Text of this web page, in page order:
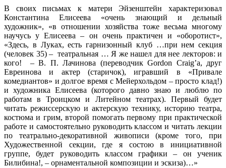
В своих письмах к матери Эйзенштейн характеризовал
Константина Елисеева «очень знающий и дельный
художник», «в отношении хозяйства тоже весьма многому
научусь у Елисеева – он очень практичен и «оборотист»,
«Здесь, в Луках, есть гарнизонный клуб …при нем секция
(человек 35) – театральная … Я же нашел для нее лекторов: и
кого! – В. П. Лачинова (переводчик Gordon Craig’а, друг
Евреинова и актер (старичок), игравший в «Привале
комедиантов» и долгое время с Мейерхольдом – просто клад!)
и художника Елисеева (которого давно знаю и люблю по
работам в Троицком и Литейном театрах). Первый будет
читать режиссерскую и актерскую технику, историю театра,
костюма и грим, второй помогать первому при практической
работе и самостоятельно руководить классом и читать лекции
по театрально-декоративной живописи (кроме того, при
Художественной секции, где я состою в инициативной
группе, будет руководить классом графики – он ученик
Билибина!, – орнаментальной композиции и эскиза)…»